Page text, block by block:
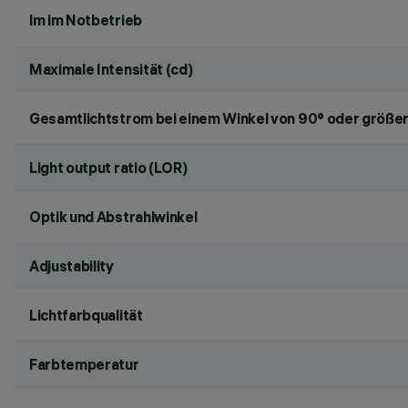
lm im Notbetrieb
Maximale Intensität (cd)
Gesamtlichtstrom bei einem Winkel von 90° oder
Light output ratio (LOR)
Optik und Abstrahlwinkel
Adjustability
Lichtfarbqualität
Farbtemperatur